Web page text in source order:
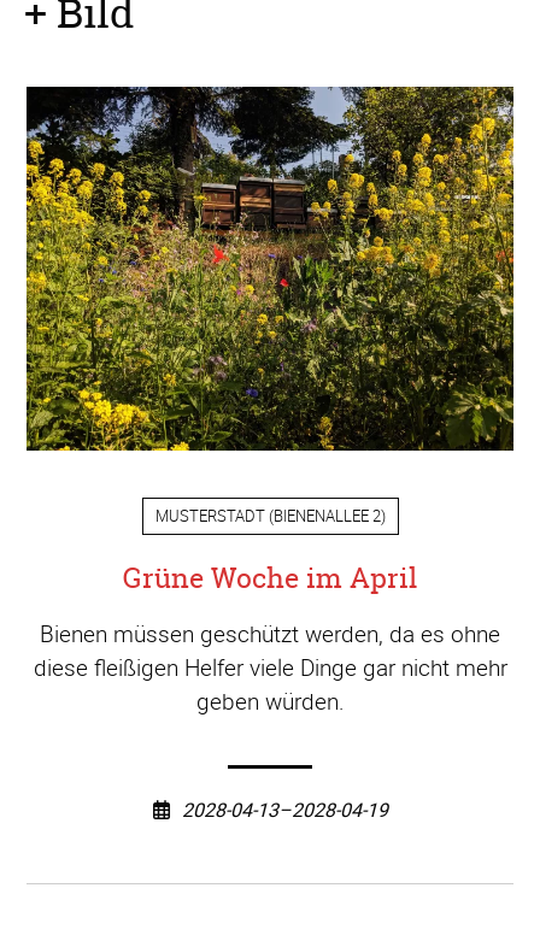
+ Bild
MUSTERSTADT(BIENENALLEE 2)
Grüne Woche im April
Bienen müssen geschützt werden, da es ohne
diese fleißigen Helfer viele Dinge gar nicht mehr
geben würden.
2028-04-13–2028-04-19